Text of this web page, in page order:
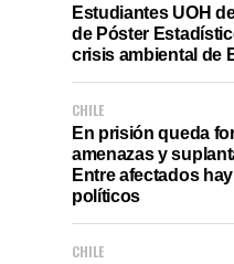
Estudiantes UOH
de Póster
crisis ambiental de
CHILE
En prisión queda
amenazas y
Entre afectados
políticos
CHILE